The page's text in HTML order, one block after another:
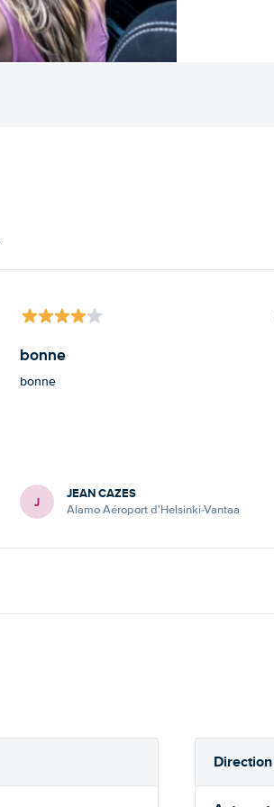
bonne
bonne
J JEAN CAZES
Alamo Aéroport d'Helsinki-Vantaa